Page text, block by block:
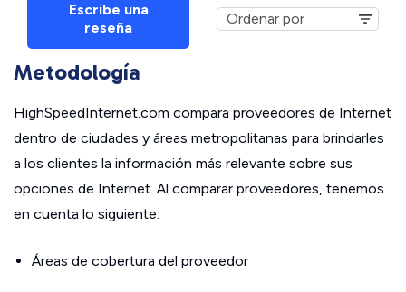
Escribe una
reseña
Metodología
HighSpeedInternet.com compara proveedores de Internet
dentro de ciudades y áreas metropolitanas para brindarles
a los clientes la información más relevante sobre sus
opciones de Internet. Al comparar proveedores, tenemos
en cuenta lo siguiente:
Áreas de cobertura del proveedor